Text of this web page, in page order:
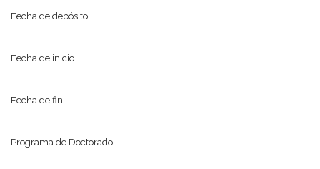
Fecha de depósito
Fecha de inicio
Fecha de fin
Programa de Doctorado